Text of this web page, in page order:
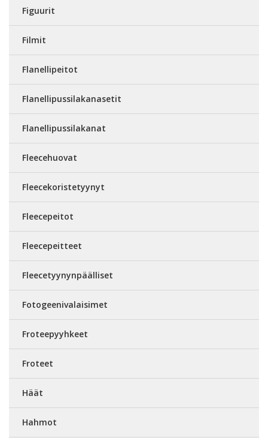
Figuurit
Filmit
Flanellipeitot
Flanellipussilakanasetit
Flanellipussilakanat
Fleecehuovat
Fleecekoristetyynyt
Fleecepeitot
Fleecepeitteet
Fleecetyynynpäälliset
Fotogeenivalaisimet
Froteepyyhkeet
Froteet
Häät
Hahmot